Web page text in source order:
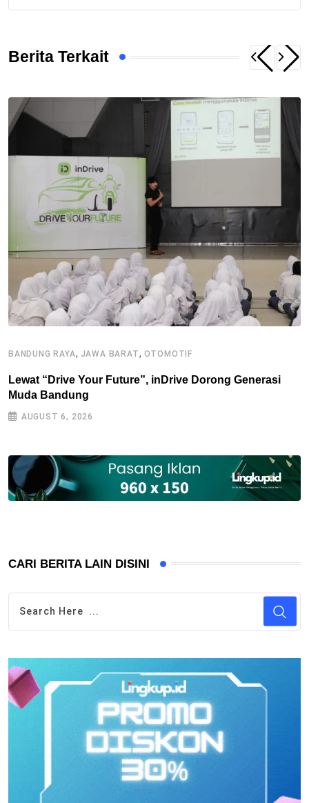
Berita Terkait
BANDUNG RAYA, JAWA BARAT, OTOMOTIF
Lewat “Drive Your Future”, inDrive Dorong Generasi
Muda Bandung
AUGUST 6, 2026
CARI BERITA LAIN DISINI